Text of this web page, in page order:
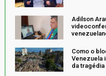
Adilson
Como o
Venezuela
da tragédia